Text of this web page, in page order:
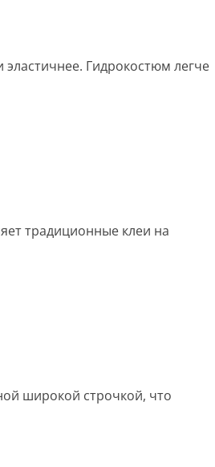
Гидрокостюм легче
традиционные клеи на
широкой строчкой, что